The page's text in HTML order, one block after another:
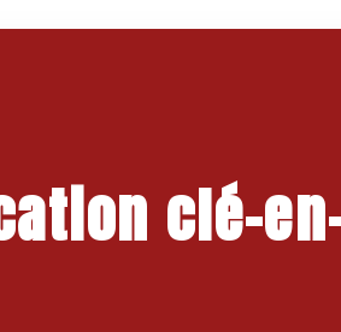
clé-